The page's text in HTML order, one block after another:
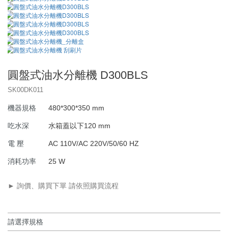
交流高壓系列
直流系列
桌上型
落地型
投入式模組
超音波熔接代工
單點熔接
塑膠熔接黏合
金屬埋植咬合
熔接代工設備
SEIKO運動器材代工
居家產品
清洗機
居家系列
商用系列
霧化器
購物袋
圓盤式油水分離機 D300BLS
SK00DK011
機器規格 480*300*350 mm
吃水深 水箱蓋以下120 mm
電 壓 AC 110V/AC 220V/50/60 HZ
消耗功率 25 W
► 詢價、購買下單 請依照購買流程